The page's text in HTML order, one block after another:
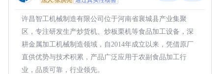
许昌智工机械制造有限公司位于河南省襄城县产业集聚
区，专注研发生产炒货机、炒板栗机等食品加工设备，深
耕金属加工机械制造领域，自2014年成立以来，凭借原厂
直供优势与技术积累，产品广泛应用于农副食品加工行
业，品质可靠，行业领先。